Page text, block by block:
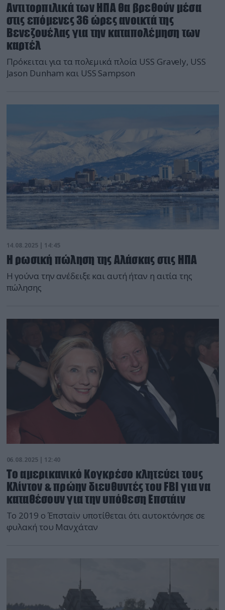
Aντιτορπιλικά των ΗΠΑ θα βρεθούν μέσα
στις επόμενες 36 ώρες ανοικτά της
Βενεζουέλας για την καταπολέμηση των
καρτέλ
Πρόκειται για τα πολεμικά πλοία USS Gravely, USS
Jason Dunham και USS Sampson
14.08.2025 | 14:45
Η ρωσική πώληση της Αλάσκας στις ΗΠΑ
Η γούνα την ανέδειξε και αυτή ήταν η αιτία της
πώλησης
06.08.2025 | 12:40
Το αμερικανικό Κογκρέσο κλητεύει τους
Κλίντον & πρώην διευθυντές του FBI για να
καταθέσουν για την υπόθεση Επστάιν
Το 2019 ο Έπσταϊν υποτίθεται ότι αυτοκτόνησε σε
φυλακή του Μανχάταν